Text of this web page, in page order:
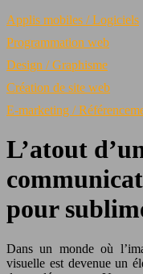
Applis mobiles / Logiciels
Programmation web
Design / Graphisme
Création de site web
E-marketing /
L’atout
pour
Dans un monde où
visuelle est devenue un